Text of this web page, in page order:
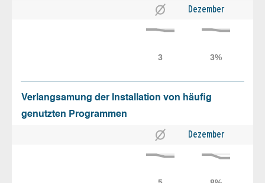
Dezember
Verlangsamung der Installation von häufig
genutzten Programmen
Dezember